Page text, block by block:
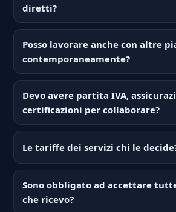
diretti?
Posso lavorare anche con altre
contemporaneamente?
Devo avere partita IVA,
certificazioni per collaborare?
Le tariffe dei servizi chi le
Sono obbligato ad accettare
che ricevo?